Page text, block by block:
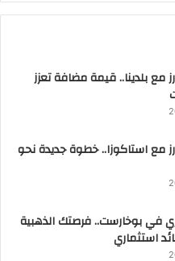
مع بلدينا.. قيمة مضافة تعزز
مع استاكوزا.. خطوة جديدة نحو
في بوخارست.. فرصتك الذهبية
استثماري